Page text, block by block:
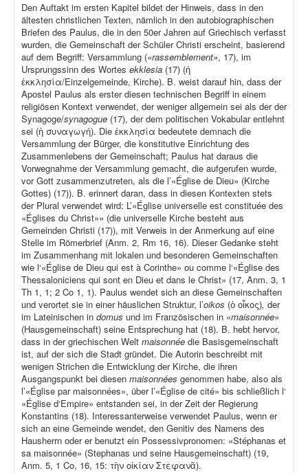
Den Auftakt im ersten Kapitel bildet der Hinweis, dass in den
ältesten christlichen Texten, nämlich in den autobiographischen
Briefen des Paulus, die in den 50er Jahren auf Griechisch verfasst
wurden, die Gemeinschaft der Schüler Christi erscheint, basierend
auf dem Begriff: Versammlung («rassemblement», 17), im
Ursprungssinn des Wortes ekklesia (17) (ἡ
ἐκκλησία/Einzelgemeinde, Kirche). B. weist darauf hin, dass der
Apostel Paulus als erster diesen technischen Begriff in einem
religiösen Kontext verwendet, der weniger allgemein sei als der der
Synagoge/synagogue (17), der dem politischen Vokabular entlehnt
sei (ἡ συναγωγή). Die ἐκκλησία bedeutete demnach die
Versammlung der Bürger, die konstitutive Einrichtung des
Zusammenlebens der Gemeinschaft; Paulus hat daraus die
Vorwegnahme der Versammlung gemacht, die aufgerufen wurde,
vor Gott zusammenzutreten, als die l’«Église de Dieu» (Kirche
Gottes) (17)). B. erinnert daran, dass in diesen Kontexten stets
der Plural verwendet wird: L’«Église universelle est constituée des
«Églises du Christ»» (die universelle Kirche besteht aus
Gemeinden Christi (17)), mit Verweis in der Anmerkung auf eine
Stelle im Römerbrief (Anm. 2, Rm 16, 16). Dieser Gedanke steht
im Zusammenhang mit lokalen und besonderen Gemeinschaften
wie l‘«Église de Dieu qui est à Corinthe» ou comme l‘«Église des
Thessaloniciens qui sont en Dieu et dans le Christ» (17, Anm. 3, 1
Th 1, 1; 2 Co 1, 1). Paulus wendet sich an diese Gemeinschaften
und verortet sie in einer häuslichen Struktur, l’oikos (ὁ οἶκος), der
im Lateinischen in domus und im Französischen in «maisonnée»
(Hausgemeinschaft) seine Entsprechung hat (18). B. hebt hervor,
dass in der griechischen Welt maisonnée die Basisgemeinschaft
ist, auf der sich die Stadt gründet. Die Autorin beschreibt mit
wenigen Strichen die Entwicklung der Kirche, die ihren
Ausgangspunkt bei diesen maisonnées genommen habe, also als
l’«Église par maisonnées», über l’«Église de cité» bis schließlich l‘
«Église d‘Empire» entstanden sei, in der Zeit der Regierung
Konstantins (18). Interessanterweise verwendet Paulus, wenn er
sich an eine Gemeinde wendet, den Genitiv des Namens des
Hausherrn oder er benutzt ein Possessivpronomen: «Stéphanas et
sa maisonnée» (Stephanas und seine Hausgemeinschaft) (19,
Anm. 5, 1 Co, 16, 15: τὴν οἰκίαν Στεφανᾶ).